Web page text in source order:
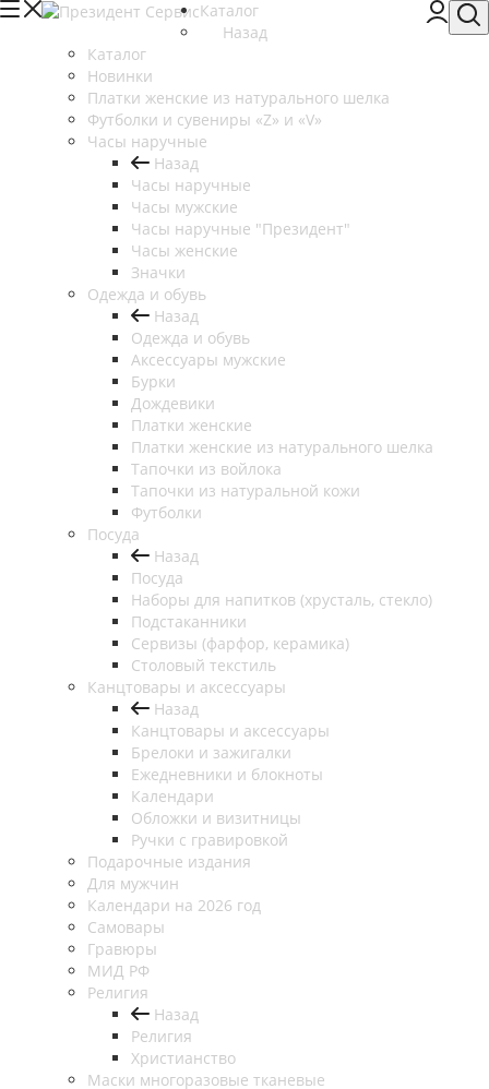
Каталог
Назад
Каталог
Новинки
Платки женские из натурального шелка
Футболки и сувениры «Z» и «V»
Часы наручные
Назад
Часы наручные
Часы мужские
Часы наручные "Президент"
Часы женские
Значки
Одежда и обувь
Назад
Одежда и обувь
Аксессуары мужские
Бурки
Дождевики
Платки женские
Платки женские из натурального шелка
Тапочки из войлока
Тапочки из натуральной кожи
Футболки
Посуда
Назад
Посуда
Наборы для напитков (хрусталь, стекло)
Подстаканники
Сервизы (фарфор, керамика)
Столовый текстиль
Канцтовары и аксессуары
Назад
Канцтовары и аксессуары
Брелоки и зажигалки
Ежедневники и блокноты
Календари
Обложки и визитницы
Ручки с гравировкой
Подарочные издания
Для мужчин
Календари на 2026 год
Самовары
Гравюры
МИД РФ
Религия
Назад
Религия
Христианство
Маски многоразовые тканевые